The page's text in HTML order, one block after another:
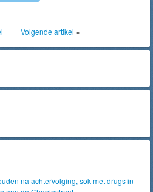
| Volgende artikel »
na achtervolging, sok met drugs in